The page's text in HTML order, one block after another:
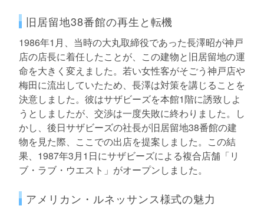
旧居留地38番館の再生と転機
1986年1月、当時の大丸取締役であった長澤昭が神戸
店の店長に着任したことが、この建物と旧居留地の運
命を大きく変えました。若い女性客がそごう神戸店や
梅田に流出していたため、長澤は対策を講じることを
決意しました。彼はサザビーズを本館1階に誘致しよ
うとしましたが、交渉は一度失敗に終わりました。し
かし、後日サザビーズの社長が旧居留地38番館の建
物を見た際、ここでの出店を提案しました。この結
果、1987年3月1日にサザビーズによる複合店舗「リ
ブ・ラブ・ウエスト」がオープンしました。
アメリカン・ルネッサンス様式の魅力